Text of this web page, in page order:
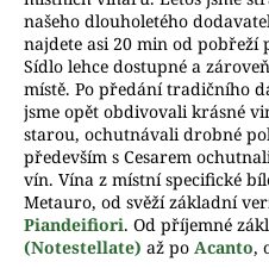
našeho dlouholetého
najdete asi 20 min od
Sídlo lehce dostupné a
místě. Po předání tradičního
jsme opět obdivovali krásné
starou, ochutnávali drobné
především s Cesarem
vín. Vína z místní specifické
Metauro, od svěží základní
Piandeifiori. Od příjemné
(Notestellate) až po Acanto,
n
a
j
í
t
?